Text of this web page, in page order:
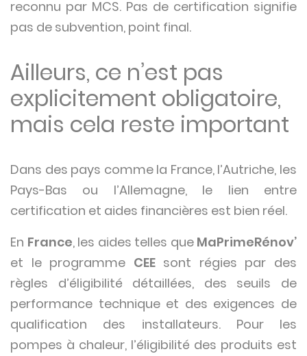
reconnu par MCS. Pas de certification signifie
pas de subvention, point final.
Ailleurs, ce n’est pas
explicitement obligatoire,
mais cela reste important
Dans des pays comme la France, l’Autriche, les
Pays-Bas ou l’Allemagne, le lien entre
certification et aides financières est bien réel.
En France, les aides telles que MaPrimeRénov’
et le programme CEEsont régies par des
règles d’éligibilité détaillées, des seuils de
performance technique et des exigences de
qualification des installateurs. Pour les
pompes à chaleur, l’éligibilité des produits est